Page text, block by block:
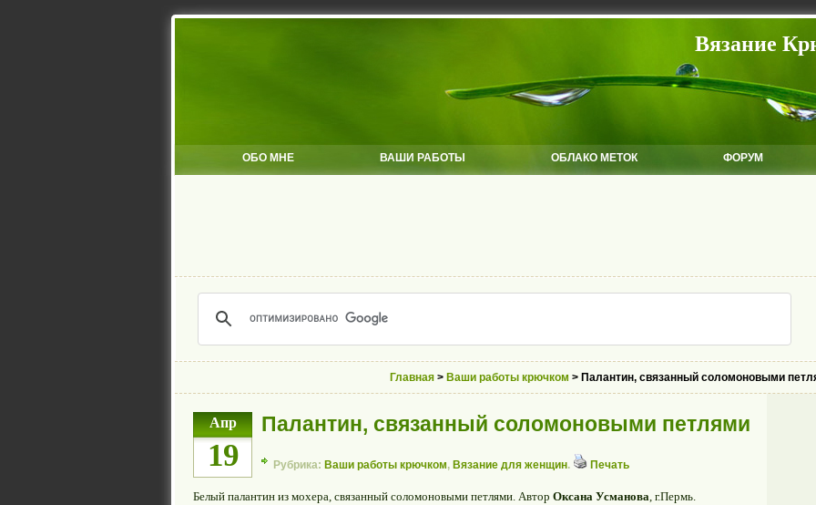
Вязание
ОБО МНЕ ВАШИ РАБОТЫ ОБЛАКО МЕТОК ФОРУМ
Главная > Ваши работы крючком > Палантин, связанный соломоновыми
Апр
19
Палантин, связанный соломоновыми петлями
Рубрика: Ваши работы крючком, Вязание для женщин. Печать
Белый палантин из мохера, связанный соломоновыми петлями. Автор Оксана Усманова, г.Пермь.